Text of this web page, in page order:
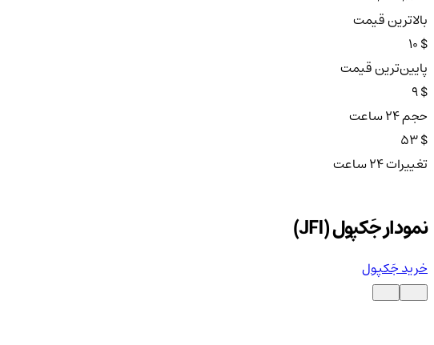
بالاترین قیمت
$ 10
پایین‌ترین قیمت
$ 9
حجم ۲۴ ساعت
$ 53
تغییرات ۲۴ ساعت
نمودار جَکپول (JFI)
خرید جَکپول